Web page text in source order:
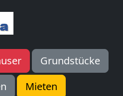
Grundstücke
Mieten